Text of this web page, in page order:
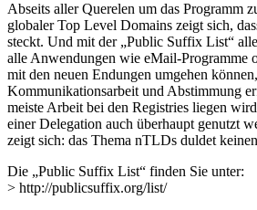
Abseits aller Querelen um das Programm
globaler Top Level Domains zeigt sich,
steckt. Und mit der „Public Suffix List“
alle Anwendungen wie eMail-Programme
mit den neuen Endungen umgehen
Kommunikationsarbeit und Abstimmung
meiste Arbeit bei den Registries liegen
einer Delegation auch überhaupt genutzt
zeigt sich: das Thema nTLDs duldet
Die „Public Suffix List“ finden Sie unter:
> http://publicsuffix.org/list/